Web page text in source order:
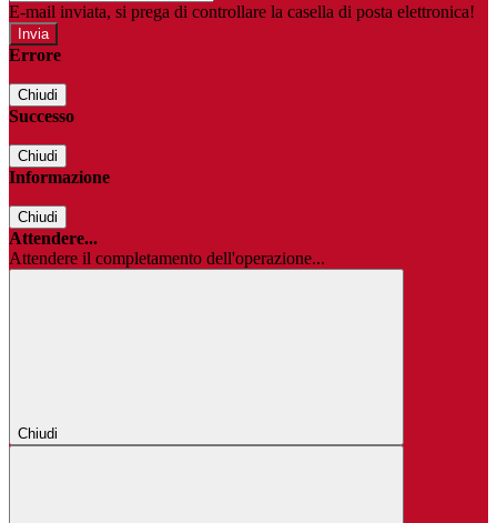
E-mail inviata, si prega di controllare la casella di posta elettronica!
Errore
Chiudi
Successo
Chiudi
Informazione
Chiudi
Attendere...
Attendere il completamento dell'operazione...
Chiudi